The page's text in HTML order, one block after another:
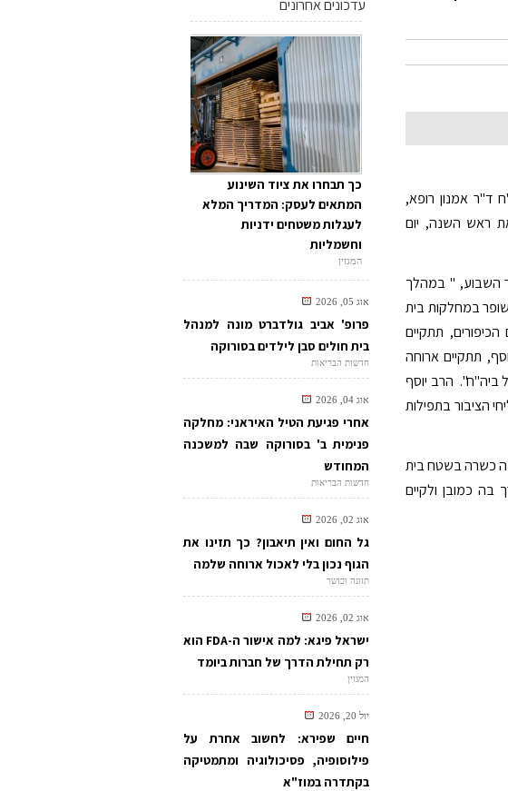
ד"ר אמנון רופא,
ראש השנה, יום
השבוע, " במהלך
במחלקות בית
תתקיים
תתקיים ארוחה
ביה"ח". הרב יוסף
הציבור בתפילות
כשרה בשטח בית
בה כמובן ולקיים
עדכונים אחרונים
כך תבחרו את ציוד השינוע
המתאים לעסק: המדריך המלא
לעגלות משטחים ידניות
וחשמליות
המגזין
אוג 05, 2026
פרופ' אביב גולדברט מונה למנהל
בית חולים סבן לילדים בסורוקה
חדשות הבריאות
אוג 04, 2026
אחרי פגיעת הטיל האיראני: מחלקה
פנימית ב' בסורוקה שבה למשכנה
המחודש
חדשות הבריאות
אוג 02, 2026
גל החום ואין תיאבון? כך תזינו את
הגוף נכון בלי לאכול ארוחה שלמה
תזונה וכושר
אוג 02, 2026
ישראל פיגא: למה אישור ה-FDA הוא
רק תחילת הדרך של חברות ביומד
המגזין
יול 20, 2026
חיים שפירא: לחשוב אחרת על
פילוסופיה, פסיכולוגיה ומתמטיקה
בקתדרה במוז"א